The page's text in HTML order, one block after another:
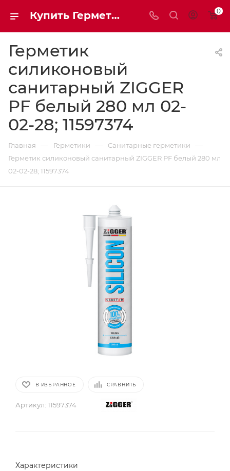
Купить Герметик силиконовый санитарный ZIGGER PF белый 280 мл 02-02-28; 11597374| Мaxim-stroy 0
Герметик
силиконовый
санитарный ZIGGER
PF белый 280 мл 02-
02-28; 11597374
Главная — Герметики — Санитарные герметики —
Герметик силиконовый санитарный ZIGGER PF белый 280 мл
02-02-28; 11597374
В ИЗБРАННОЕ СРАВНИТЬ
Артикул: 11597374
Характеристики